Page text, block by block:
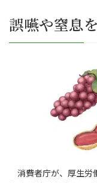
誤嚥や窒息
消費者庁が、厚生労